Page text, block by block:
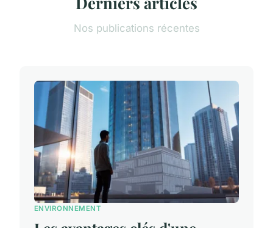
Nos publications récentes
ENVIRONNEMENT